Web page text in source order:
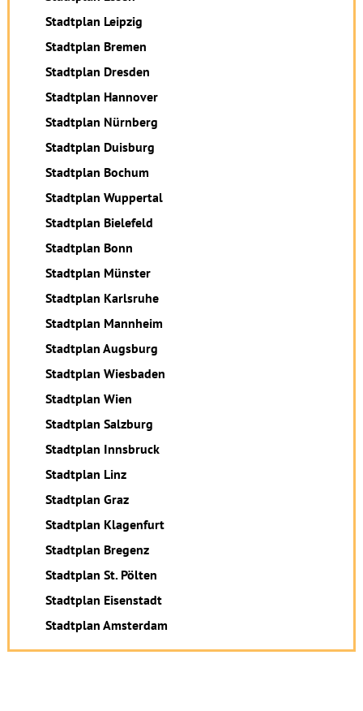
Stadtplan Leipzig
Stadtplan Bremen
Stadtplan Dresden
Stadtplan Hannover
Stadtplan Nürnberg
Stadtplan Duisburg
Stadtplan Bochum
Stadtplan Wuppertal
Stadtplan Bielefeld
Stadtplan Bonn
Stadtplan Münster
Stadtplan Karlsruhe
Stadtplan Mannheim
Stadtplan Augsburg
Stadtplan Wiesbaden
Stadtplan Wien
Stadtplan Salzburg
Stadtplan Innsbruck
Stadtplan Linz
Stadtplan Graz
Stadtplan Klagenfurt
Stadtplan Bregenz
Stadtplan St. Pölten
Stadtplan Eisenstadt
Stadtplan Amsterdam